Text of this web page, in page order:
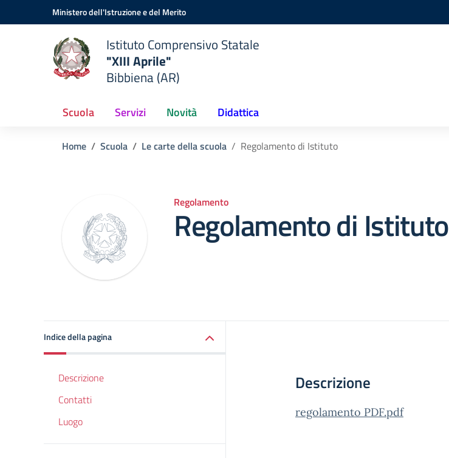
Vai ai contenuti
Vai al menu di navigazioneMinistero dell'Istruzione e del Merito
Istituto Comprensivo Statale
"XIII Aprile"
Bibbiena (AR)
Scuola Servizi Novità Didattica
Home Scuola Le carte della scuola Regolamento di Istituto
Regolamento
Regolamento di Istituto
Indice della pagina
Descrizione
Contatti
Luogo
Descrizione
regolamento PDF.pdf